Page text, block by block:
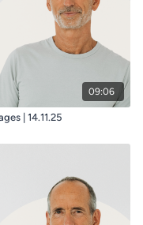
09:06
| 14.11.25